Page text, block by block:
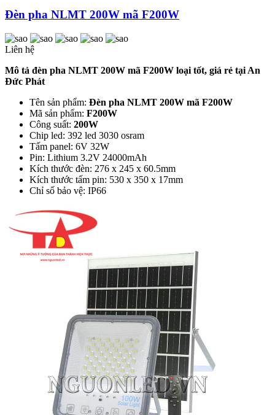
Đèn pha NLMT 200W mã F200W
Liên hệ
Mô tả đèn pha NLMT 200W mã F200W loại tốt, giá rẻ tại An
Đức Phát
Tên sản phẩm: Đèn pha NLMT 200W mã F200W
Mã sản phẩm: F200W
Công suất: 200W
Chip led: 392 led 3030 osram
Tấm panel: 6V 32W
Pin: Lithium 3.2V 24000mAh
Kích thước đèn: 276 x 245 x 60.5mm
Kích thước tấm pin: 530 x 350 x 17mm
Chỉ số bảo vệ: IP66